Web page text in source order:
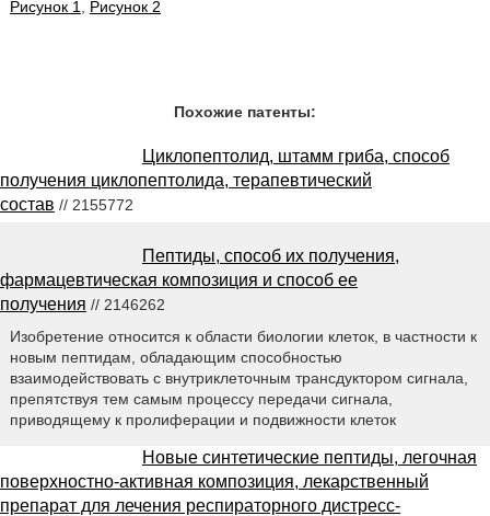
Рисунок 1 Рисунок 2
Похожие патенты:
Циклопептолид, штамм гриба, способ
получения циклопептолида, терапевтический
состав // 2155772
Пептиды, способ их получения,
фармацевтическая композиция и способ ее
получения // 2146262
Изобретение относится к области биологии клеток, в частности к
новым пептидам, обладающим способностью
взаимодействовать с внутриклеточным трансдуктором сигнала,
препятствуя тем самым процессу передачи сигнала,
приводящему к пролиферации и подвижности клеток
Новые синтетические пептиды, легочная
поверхностно-активная композиция, лекарственный
препарат для лечения респираторного дистресс-